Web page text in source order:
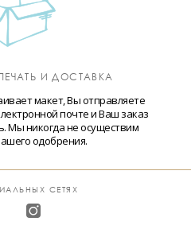
И ДОСТАВКА
макет, Вы отправляете
почте и Ваш заказ
Мы никогда не осуществим
одобрения.
СЕТЯХ